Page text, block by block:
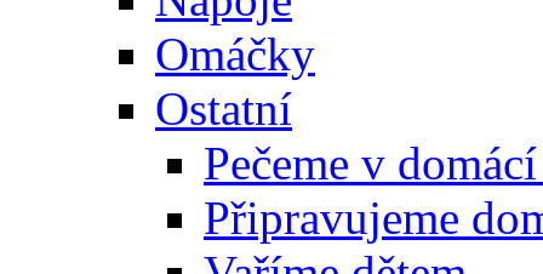
Omáčky
Ostatní
Pečeme v
Připravujeme